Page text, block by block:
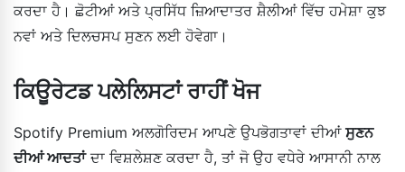
ਕਰਦਾ ਹੈ। ਛੋਟੀਆਂ ਅਤੇ ਪ੍ਰਸਿੱਧ ਜ਼ਿਆਦਾਤਰ ਸ਼ੈਲੀਆਂ ਵਿੱਚ ਹਮੇਸ਼ਾ ਕੁਝ
ਨਵਾਂ ਅਤੇ ਦਿਲਚਸਪ ਸੁਣਨ ਲਈ ਹੋਵੇਗਾ।
ਕਿਊਰੇਟਡ ਪਲੇਲਿਸਟਾਂ ਰਾਹੀਂ ਖੋਜ
Spotify Premium ਅਲਗੋਰਿਦਮ ਆਪਣੇ ਉਪਭੋਗਤਾਵਾਂ ਦੀਆਂ ਸੁਣਨ
ਦੀਆਂ ਆਦਤਾਂਦਾ ਵਿਸ਼ਲੇਸ਼ਣ ਕਰਦਾ ਹੈ, ਤਾਂ ਜੋ ਉਹ ਵਧੇਰੇ ਆਸਾਨੀ ਨਾਲ